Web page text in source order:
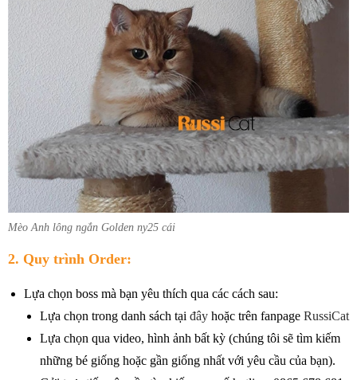
Mèo Anh lông ngắn Golden ny25 cái
2. Quy trình Order:
Lựa chọn boss mà bạn yêu thích qua các cách sau:
Lựa chọn trong danh sách tại đây hoặc trên fanpage RussiCat
Lựa chọn qua video, hình ảnh bất kỳ (chúng tôi sẽ tìm kiếm
những bé giống hoặc gần giống nhất với yêu cầu của bạn).